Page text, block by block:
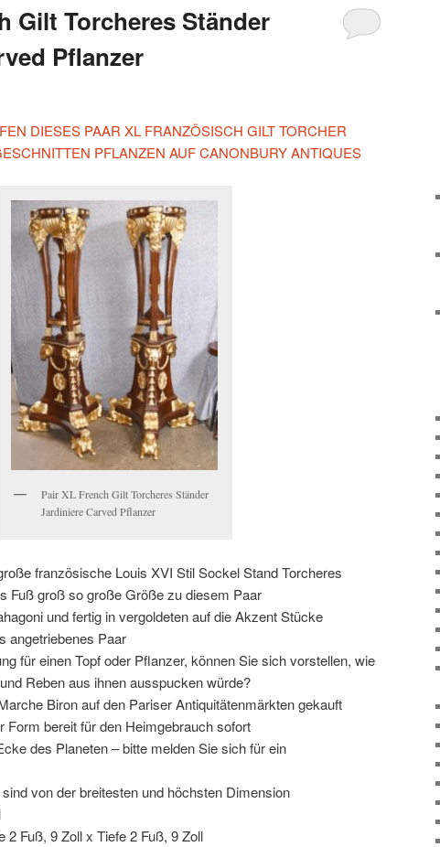
Gilt Torcheres Ständer
Pflanzer
DIESES PAAR XL FRANZÖSISCH GILT TORCHER
PFLANZEN AUF CANONBURY ANTIQUES
Pair XL French Gilt Torcheres Ständer
Jardiniere Carved Pflanzer
französische Louis XVI Stil Sockel Stand Torcheres
Fuß groß so große Größe zu diesem Paar
und fertig in vergoldeten auf die Akzent Stücke
angetriebenes Paar
für einen Topf oder Pflanzer, können Sie sich vorstellen, wie
Reben aus ihnen ausspucken würde?
Biron auf den Pariser Antiquitätenmärkten gekauft
Form bereit für den Heimgebrauch sofort
des Planeten – bitte melden Sie sich für ein
von der breitesten und höchsten Dimension
2 Fuß, 9 Zoll x Tiefe 2 Fuß, 9 Zoll